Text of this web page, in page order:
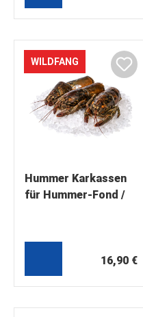
WILDFANG
Hummer Karkassen
für Hummer-Fond /
16,90 €